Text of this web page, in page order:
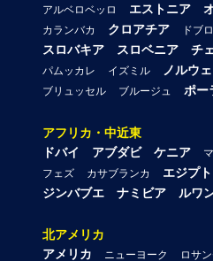
アルベロベッロ
エストニア
カランバカ
クロアチア ドブ
スロバキア スロベニア チ
パムッカレ
イズミル ノルウ
ブリュッセル ブルージュ ポー
アフリカ・中近東
ドバイ
アブダビ ケニア
フェズ
カサブランカ エジプト
ジンバブエ
ナミビア ルワ
北アメリカ
アメリカ
ニューヨーク ロサ